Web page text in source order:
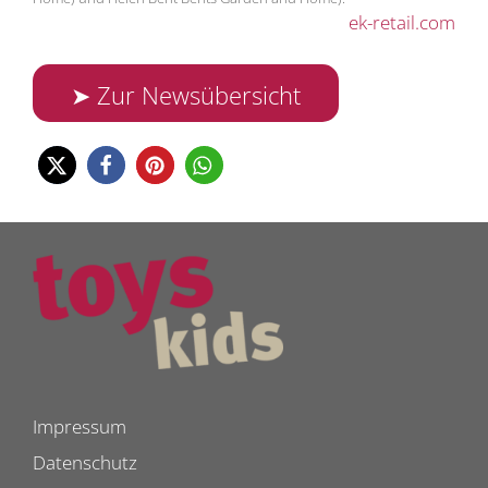
ek-retail.com
➤ Zur Newsübersicht
Impressum
Datenschutz